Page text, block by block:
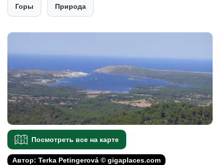
Горы Природа
Посмотреть все на карте
Автор: Terka Petingerová © gigaplaces.com